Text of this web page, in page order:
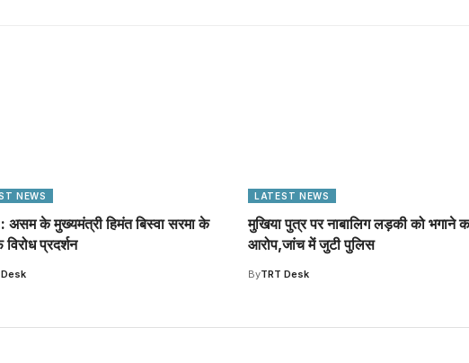
NEWS
: असम के मुख्यमंत्री हिमंत बिस्वा सरमा के
प्रदर्शन
LATEST NEWS
मुखिया पुत्र पर नाबालिग लड़की को भगाने
आरोप,जांच में जुटी पुलिस
ByTRT Desk